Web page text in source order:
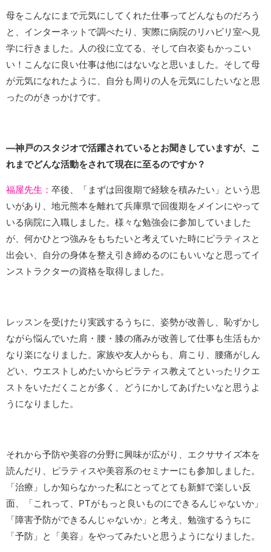
母をこんなにまで元気にしてくれた仕事ってどんなものだろう
と、インターネットで調べたり、実際に病院のリハビリ室へ見
学に行きました。人の役に立てる、そして白衣姿もかっこい
い！こんなに良い仕事は他にはないなと思いました。そして母
が元気になれたように、自分も周りの人を元気にしたいなと思
ったのがきっかけです。
―神戸のスタジオで活躍されているとお聞きしていますが、こ
れまでどんな活動をされて現在に至るのですか？
福屋先生： 卒後、「まずは回復期で経験を積みたい」という思
いがあり、地元熊本を離れて兵庫県で回復期をメインにやって
いる病院に入職しました。様々な勉強会に参加していました
が、何かひとつ強みをもちたいと考えていた時にピラティスと
出会い、自分の身体を整え引き締めるのにもいいなと思ってイ
ンストラクターの資格を取得しました。
レッスンを受けたり実践するうちに、姿勢が改善し、恥ずかし
ながら悩んでいた肩・腰・膝の痛みが改善して仕事も生活もか
なり楽になりました。家族や友人からも、肩こり、腰痛がしん
どい、ウエストしめたいからピラティス教えてといったリクエ
ストをいただくことが多く、どうにかしてあげたいなと思うよ
うになりました。
それから予防や美容の分野に興味が広がり、エクササイズ本を
読んだり、ピラティスや美容系のセミナーにも参加しました。
「治療」しか知らなかった私にとってとても新鮮で楽しい反
面、「これって、PTがもっと良いものにできるんじゃないか」
「障害予防ができるんじゃないか」と考え、勉強するうちに
「予防」と「美容」をやってみたいと思うようになりました。